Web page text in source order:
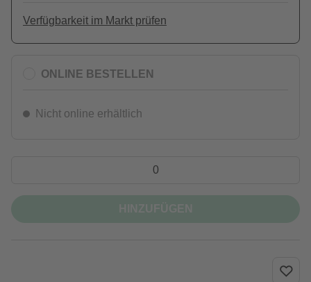
Verfügbarkeit im Markt prüfen
ONLINE BESTELLEN
Nicht online erhältlich